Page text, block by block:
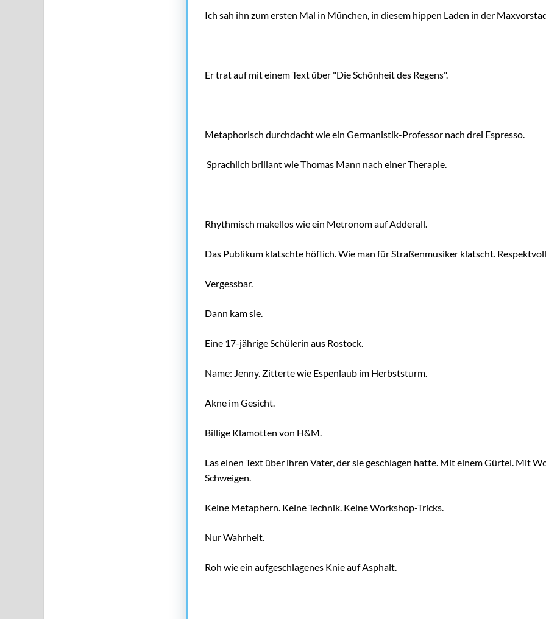
Ich sah ihn zum ersten Mal in München, in diesem hippen Laden in der
Er trat auf mit einem Text über "Die Schönheit des Regens".
Metaphorisch durchdacht wie ein Germanistik-Professor nach drei Espresso.
Sprachlich brillant wie Thomas Mann nach einer Therapie.
Rhythmisch makellos wie ein Metronom auf Adderall.
Das Publikum klatschte höflich. Wie man für Straßenmusiker klatscht.
Vergessbar.
Dann kam sie.
Eine 17-jährige Schülerin aus Rostock.
Name: Jenny. Zitterte wie Espenlaub im Herbststurm.
Akne im Gesicht.
Billige Klamotten von H&M.
Las einen Text über ihren Vater, der sie geschlagen hatte. Mit einem Gürtel. Mit
Schweigen.
Keine Metaphern. Keine Technik. Keine Workshop-Tricks.
Nur Wahrheit.
Roh wie ein aufgeschlagenes Knie auf Asphalt.